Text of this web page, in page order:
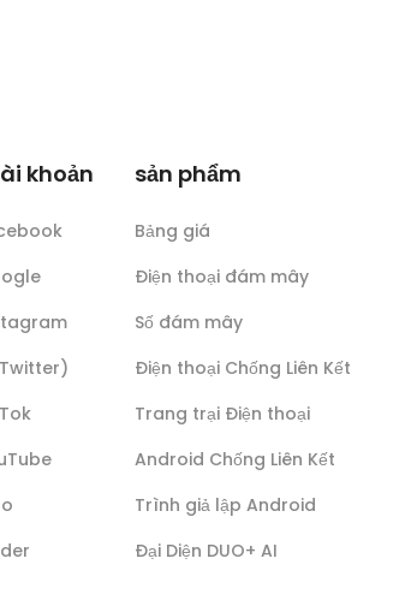
khoản sản phẩm
Bảng giá
Điện thoại đám mây
Số đám mây
Điện thoại Chống Liên Kết
Trang trại Điện thoại
Android Chống Liên Kết
Trình giả lập Android
Đại Diện DUO+ AI